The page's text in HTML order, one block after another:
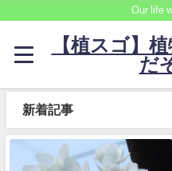
Our life
【植スゴ】
だ
新着記事